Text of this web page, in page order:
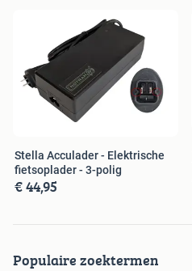
Stella Acculader - Elektrische
fietsoplader - 3-polig
€ 44,95
Populaire zoektermen